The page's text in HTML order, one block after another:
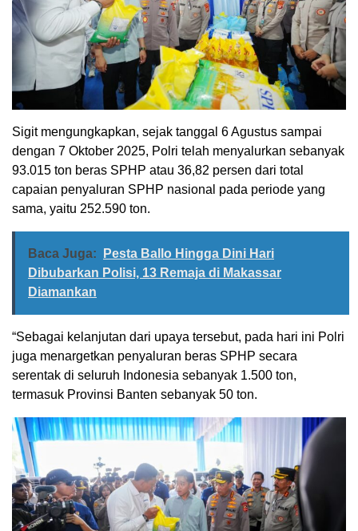
Sigit mengungkapkan, sejak tanggal 6 Agustus sampai
dengan 7 Oktober 2025, Polri telah menyalurkan sebanyak
93.015 ton beras SPHP atau 36,82 persen dari total
capaian penyaluran SPHP nasional pada periode yang
sama, yaitu 252.590 ton.
Baca Juga:
Pesta Ballo Hingga Dini Hari
Dibubarkan Polisi, 13 Remaja di Makassar
Diamankan
“Sebagai kelanjutan dari upaya tersebut, pada hari ini Polri
juga menargetkan penyaluran beras SPHP secara
serentak di seluruh Indonesia sebanyak 1.500 ton,
termasuk Provinsi Banten sebanyak 50 ton.